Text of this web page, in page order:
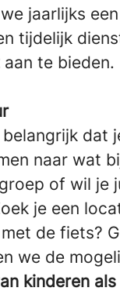
jaarlijks een
tijdelijk
aan te bieden.
dat
naar wat
of wil je
je een
de fiets?
we de
kinderen